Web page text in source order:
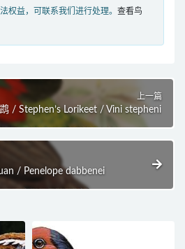
权益，可联系我们进行处理。 查看鸟
上一篇
/ Stephen’s Lorikeet / Vini stepheni
/ Penelope dabbenei